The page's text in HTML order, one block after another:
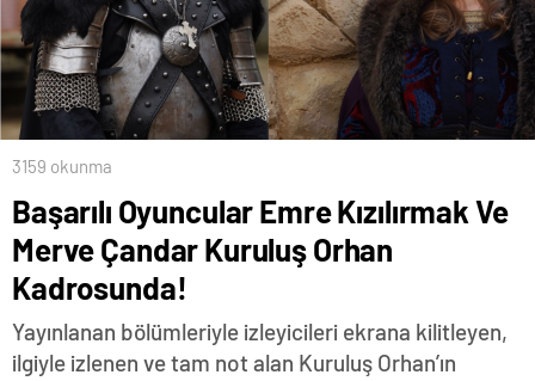
3159 okunma
Başarılı Oyuncular Emre Kızılırmak Ve
Merve Çandar Kuruluş Orhan
Kadrosunda!
Yayınlanan bölümleriyle izleyicileri ekrana kilitleyen,
ilgiyle izlenen ve tam not alan Kuruluş Orhan’ın